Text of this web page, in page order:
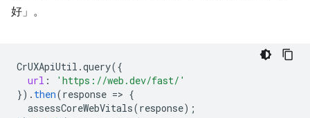
好」。
CrUXApiUtil .query({
url :
'https://web.dev/fast/'
}). then(response => {
assessCoreWebVitals(response);